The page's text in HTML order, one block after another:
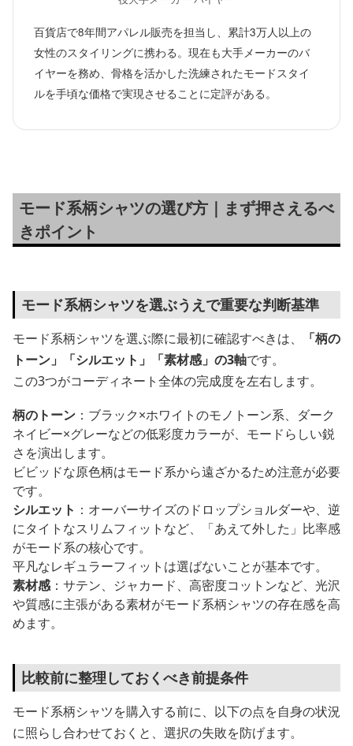
百貨店で8年間アパレル販売を担当し、累計3万人以上の
女性のスタイリングに携わる。現在も大手メーカーのバ
イヤーを務め、骨格を活かした洗練されたモードスタイ
ルを手頃な価格で実現させることに定評がある。
モード系柄シャツの選び方｜まず押さえるべ
きポイント
モード系柄シャツを選ぶうえで重要な判断基準
モード系柄シャツを選ぶ際に最初に確認すべきは、
「柄の
トーン」「シルエット」「素材感」の3軸です。
この3つがコーディネート全体の完成度を左右します。
柄のトーン ：ブラック×ホワイトのモノトーン系、ダーク
ネイビー×グレーなどの低彩度カラーが、モードらしい鋭
さを演出します。
ビビッドな原色柄はモード系から遠ざかるため注意が必要
です。
シルエット ：オーバーサイズのドロップショルダーや、逆
にタイトなスリムフィットなど、「あえて外した」比率感
がモード系の核心です。
平凡なレギュラーフィットは選ばないことが基本です。
素材感：サテン、ジャカード、高密度コットンなど、光沢
や質感に主張がある素材がモード系柄シャツの存在感を高
めます。
比較前に整理しておくべき前提条件
モード系柄シャツを購入する前に、以下の点を自身の状況
に照らし合わせておくと、選択の失敗を防げます。